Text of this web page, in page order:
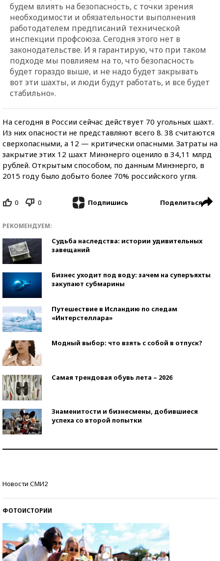
будем влиять на безопасность, с точки зрения
необходимости и обязательности выполнения
работодателем предписаний технической
инспекции профсоюза. Сегодня этого нет в
законодательстве. И я гарантирую, что при таком
подходе мы повлияем на то, что безопасность
будет гораздо выше, и не надо будет закрывать
вот эти шахты, и люди будут работать, и все будет
стабильно».
На сегодня в России сейчас действует 70 угольных шахт.
Из них опасности не представляют всего 8. 38 считаются
сверхопасными, а 12 — критически опасными. Затраты на
закрытие этих 12 шахт Минэнерго оценило в 34,11 млрд
рублей. Открытым способом, по данным Минэнерго, в
2015 году было добыто более 70% российского угля.
0 0 Подпишись Поделиться
РЕКОМЕНДУЕМ:
Судьба наследства: истории удивительных
завещаний
Бизнес уходит под воду: зачем на суперъяхты
закупают субмарины
Путешествие в Исландию по следам
«Интерстеллара»
Модный выбор: что взять с собой в отпуск?
Самая трендовая обувь лета – 2026
Знаменитости и бизнесмены, добившиеся
успеха со второй попытки
Новости СМИ2
ФОТОИСТОРИИ